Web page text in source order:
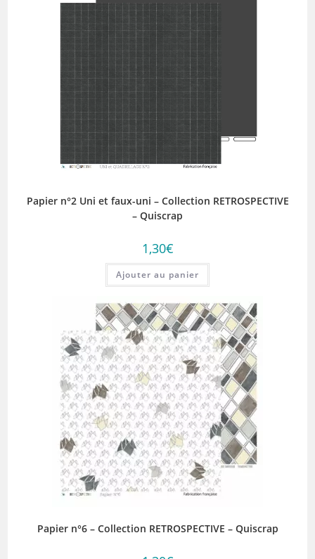
Papier n°2 Uni et faux-uni – Collection RETROSPECTIVE
– Quiscrap
1,30€
Ajouter au panier
Papier n°6 – Collection RETROSPECTIVE – Quiscrap